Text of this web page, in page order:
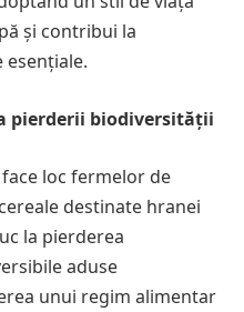
și contribui la
esențiale.
pierderii biodiversității
loc fermelor de
destinate hranei
la pierderea
aduse
unui regim alimentar